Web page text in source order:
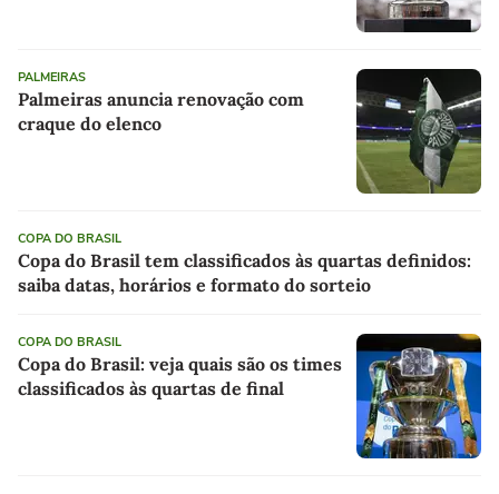
PALMEIRAS
Palmeiras anuncia renovação com
craque do elenco
COPA DO BRASIL
Copa do Brasil tem classificados às quartas definidos:
saiba datas, horários e formato do sorteio
COPA DO BRASIL
Copa do Brasil: veja quais são os times
classificados às quartas de final